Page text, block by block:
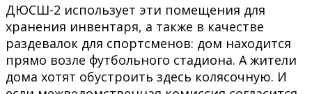
ДЮСШ-2 использует эти помещения для
хранения инвентаря, а также в качестве
раздевалок для спортсменов: дом находится
прямо возле футбольного стадиона. А жители
дома хотят обустроить здесь колясочную. И